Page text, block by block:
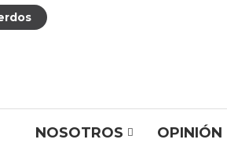
NOSOTROS OPINIÓN